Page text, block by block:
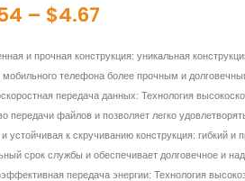
– $4.67
и прочная конструкция: уникальная
мобильного телефона более прочным и
передача данных: Технология
передачи файлов и позволяет легко
и устойчивая к скручиванию конструкция: гибкий
срок службы и обеспечивает долговечное и
передача энергии: Технология